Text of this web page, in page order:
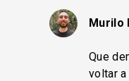
Murilo
Que
voltar a